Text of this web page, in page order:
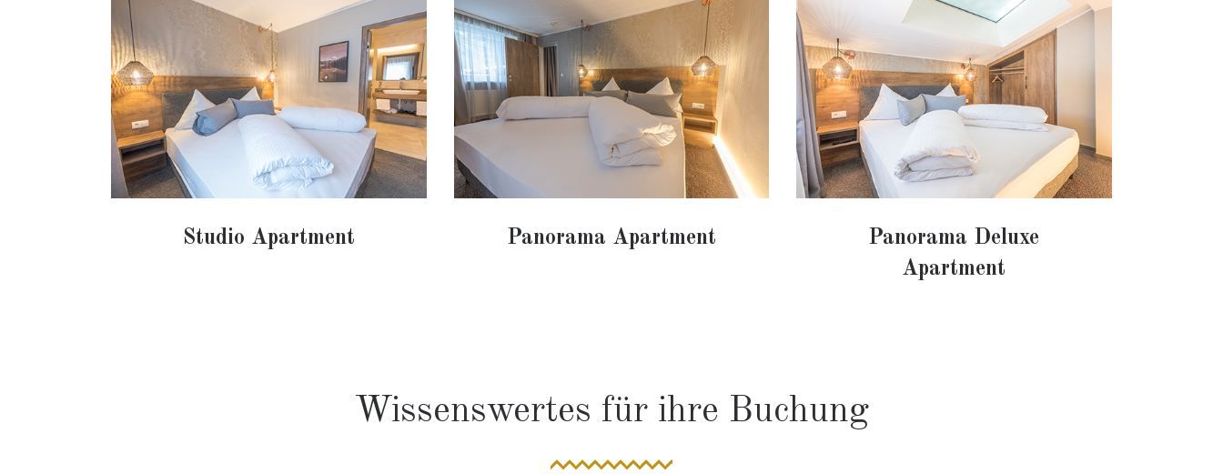
Studio Apartment Panorama Apartment
Panorama Deluxe
Apartment
Wissenswertes für ihre Buchung